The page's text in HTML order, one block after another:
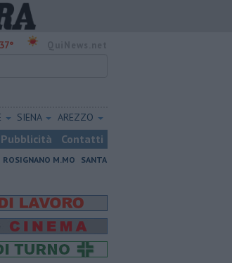
37°
SIENA AREZZO
Pubblicità Contatti
ROSIGNANO M.MO
SANTA